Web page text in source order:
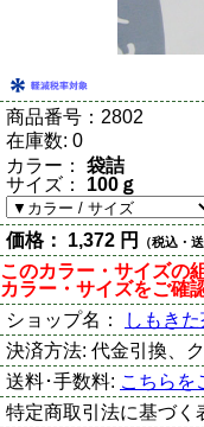
商品番号： 2802
在庫数: 0
カラー：
袋詰
サイズ：
100ｇ
価格： 1,372 円 （税込・
このカラー・サイズの
カラー・サイズをご確
ショップ名：
しもき
決済方法: 代金引換、
送料･手数料: こちらを
特定商取引法に基づく